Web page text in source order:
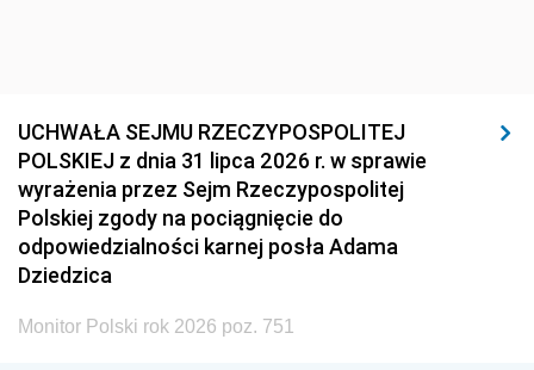
UCHWAŁA SEJMU RZECZYPOSPOLITEJ
POLSKIEJ z dnia 31 lipca 2026 r. w sprawie
wyrażenia przez Sejm Rzeczypospolitej
Polskiej zgody na pociągnięcie do
odpowiedzialności karnej posła Adama
Dziedzica
Monitor Polski rok 2026 poz. 751